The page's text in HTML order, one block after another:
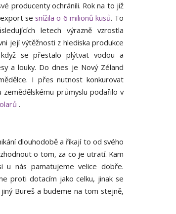
producenty ochránili. Rok na to již
export sesnížila o 6 milionů kusů. To
letech výrazně vzrostla
její výtěžnosti z hlediska produkce
se přestalo plýtvat vodou a
a louky. Do dnes je Nový Zéland
I přes nutnost konkurovat
průmyslu podařilo v
.
dlouhodobě a říkají to od svého
o tom, za co je utratí. Kam
u nás pamatujeme velice dobře.
proti dotacím jako celku, jinak se
Bureš a budeme na tom stejně,